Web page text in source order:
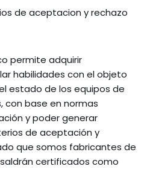
de aceptacion y rechazo
permite adquirir
habilidades con el objeto
estado de los equipos de
base en normas
y poder generar
de aceptación y
que somos fabricantes de
certificados como